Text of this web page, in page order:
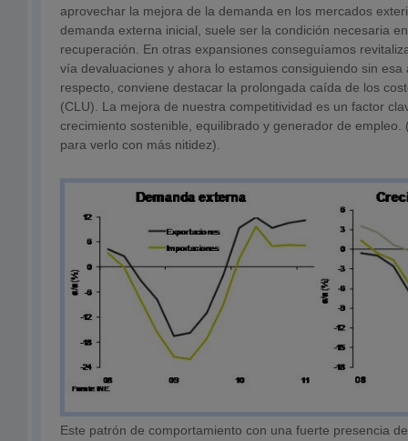
aprovechar la mejora de la demanda en los mercados
demanda externa inicial, suele ser la condición necesaria
recuperación. En otras expansiones conseguíamos
vía devaluaciones y ahora lo estamos consiguiendo sin esa
respecto, conviene destacar la prolongada caída de los
(CLU). La mejora de nuestra competitividad es un factor
crecimiento sostenible, equilibrado y generador de empleo.
para verlo con más nitidez).
Este patrón de comportamiento con una fuerte presencia